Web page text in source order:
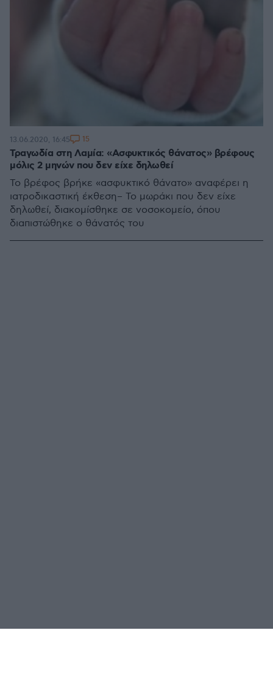
Τραγωδία στη Λαμία: «Ασφυκτικός θάνατος» βρέφους
μόλις 2 μηνών που δεν είχε δηλωθεί
Το βρέφος βρήκε «ασφυκτικό θάνατο» αναφέρει η
ιατροδικαστική έκθεση– Το μωράκι που δεν είχε
δηλωθεί, διακομίσθηκε σε νοσοκομείο, όπου
διαπιστώθηκε ο θάνατός του
13.06.2020, 16:45 15